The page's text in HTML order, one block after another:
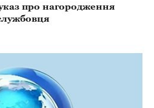
про нагородження